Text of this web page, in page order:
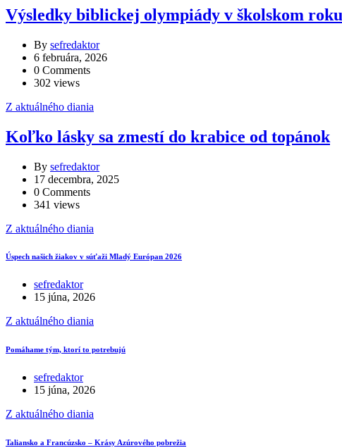
Výsledky biblickej olympiády v školskom
By sefredaktor
6 februára, 2026
0 Comments
302 views
Z aktuálného diania
Koľko lásky sa zmestí do krabice od topánok
By sefredaktor
17 decembra, 2025
0 Comments
341 views
Z aktuálného diania
Úspech našich žiakov v súťaži Mladý Európan 2026
sefredaktor
15 júna, 2026
Z aktuálného diania
Pomáhame tým, ktorí to potrebujú
sefredaktor
15 júna, 2026
Z aktuálného diania
Taliansko a Francúzsko – Krásy Azúrového pobrežia